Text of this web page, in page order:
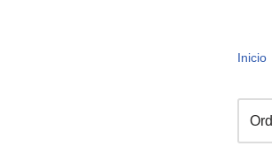
Inicio